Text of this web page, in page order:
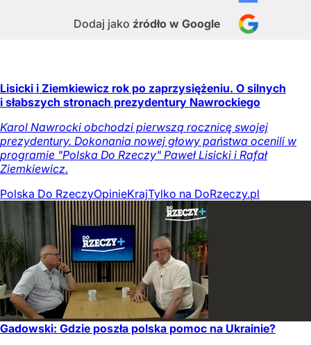
Dodaj jako źródło w Google
Lisicki i Ziemkiewicz rok po zaprzysiężeniu. O silnych
i słabszych stronach prezydentury Nawrockiego
Karol Nawrocki obchodzi pierwszą rocznicę swojej
prezydentury. Dokonania nowej głowy państwa ocenili w
programie "Polska Do Rzeczy" Paweł Lisicki i Rafał
Ziemkiewicz.
Polska Do RzeczyOpinieKrajTylko na DoRzeczy.pl
Gadowski: Gdzie poszła polska pomoc na Ukrainie?